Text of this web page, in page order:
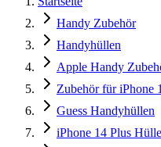
Handy Zubehör
Handyhüllen
Apple Handy
Zubehör für iPhone
Guess Handyhüllen
iPhone 14 Plus